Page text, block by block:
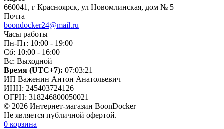
660041, г Красноярск, ул Новомлинская, дом № 5
Почта
boondocker24@mail.ru
Часы работы
Пн-Пт: 10:00 - 19:00
Сб: 10:00 - 16:00
Вс: Выходной
Время (UTC+7): 07:03:22
ИП Важенин Антон Анатольевич
ИНН: 245403724126
ОГРН: 318246800050021
© 2026 Интернет-магазин BoonDocker
Не является публичной офертой.
0 корзина